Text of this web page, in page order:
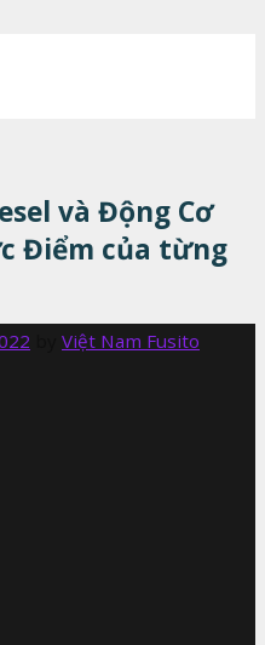
và Động Cơ
Điểm của từng
Việt Nam Fusito